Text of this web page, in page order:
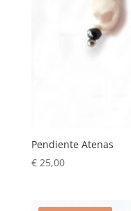
Pendiente Atenas
€25,00